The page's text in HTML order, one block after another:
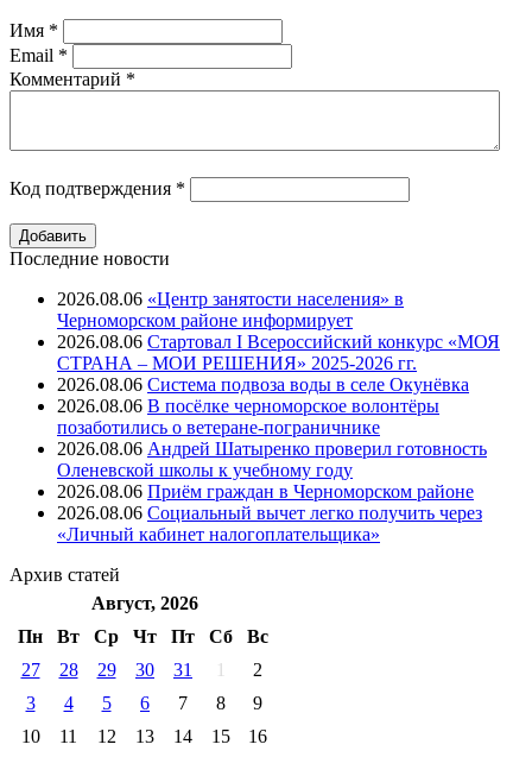
Имя *
Email *
Комментарий *
Код подтверждения *
Последние новости
2026.08.06 «Центр занятости населения» в
Черноморском районе информирует
2026.08.06 Стартовал I Всероссийский конкурс «МОЯ
СТРАНА – МОИ РЕШЕНИЯ» 2025-2026 гг.
2026.08.06 Система подвоза воды в селе Окунёвка
2026.08.06 В посёлке черноморское волонтёры
позаботились о ветеране-пограничнике
2026.08.06 Андрей Шатыренко проверил готовность
Оленевской школы к учебному году
2026.08.06 Приём граждан в Черноморском районе
2026.08.06 Социальный вычет легко получить через
«Личный кабинет налогоплательщика»
Архив статей
Август, 2026
Пн
Вт Ср Чт Пт Cб
Вс
27
28 29 30 31 1
2
3
4 5 6 7 8
9
10
11 12 13 14 15
16